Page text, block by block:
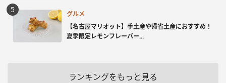
グルメ
【名古屋マリオット】手土産や帰省土産におすすめ！
夏季限定レモンフレーバー...
ランキングをもっと見る